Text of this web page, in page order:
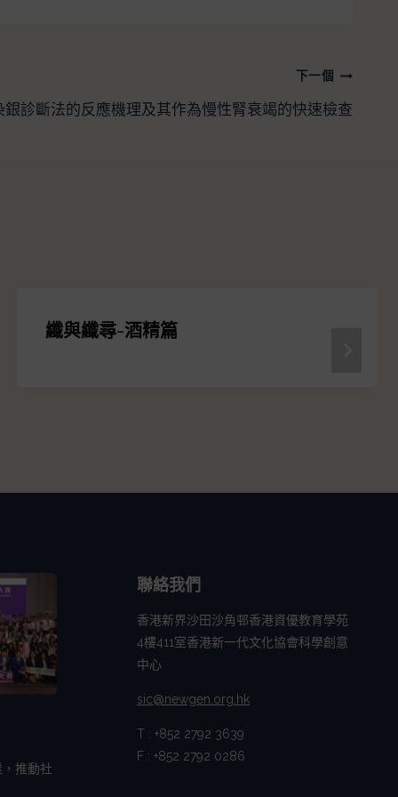
下一個
銀診斷法的反應機理及其作為慢性腎衰竭的快速檢查
纖與纖尋-酒精篇
推動社
聯絡我們
香港新界沙田沙角邨香港資優教育學苑
4樓411室香港新一代文化協會科學創意
中心
sic@newgen.org.hk
T : +852 2792 3639
F : +852 2792 0286